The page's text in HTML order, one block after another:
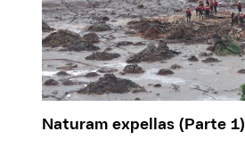
Naturam expellas (Parte 1)